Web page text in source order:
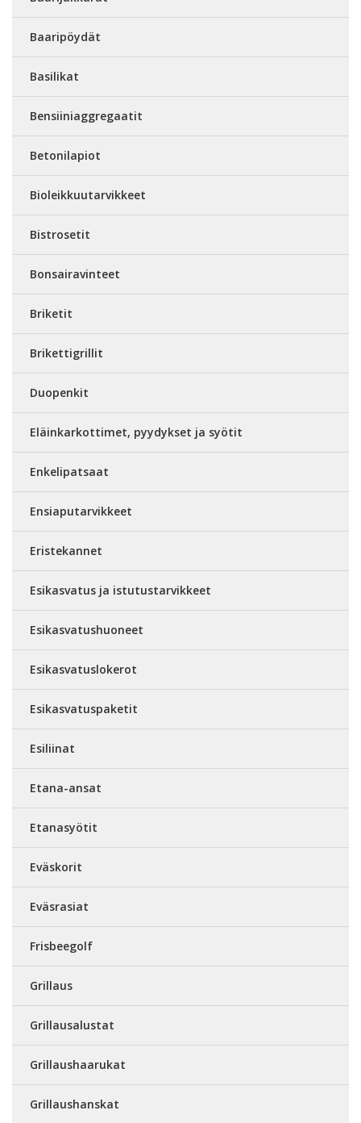
Baaripöydät
Basilikat
Bensiiniaggregaatit
Betonilapiot
Bioleikkuutarvikkeet
Bistrosetit
Bonsairavinteet
Briketit
Brikettigrillit
Duopenkit
Eläinkarkottimet, pyydykset ja syötit
Enkelipatsaat
Ensiaputarvikkeet
Eristekannet
Esikasvatus ja istutustarvikkeet
Esikasvatushuoneet
Esikasvatuslokerot
Esikasvatuspaketit
Esiliinat
Etana-ansat
Etanasyötit
Eväskorit
Eväsrasiat
Frisbeegolf
Grillaus
Grillausalustat
Grillaushaarukat
Grillaushanskat